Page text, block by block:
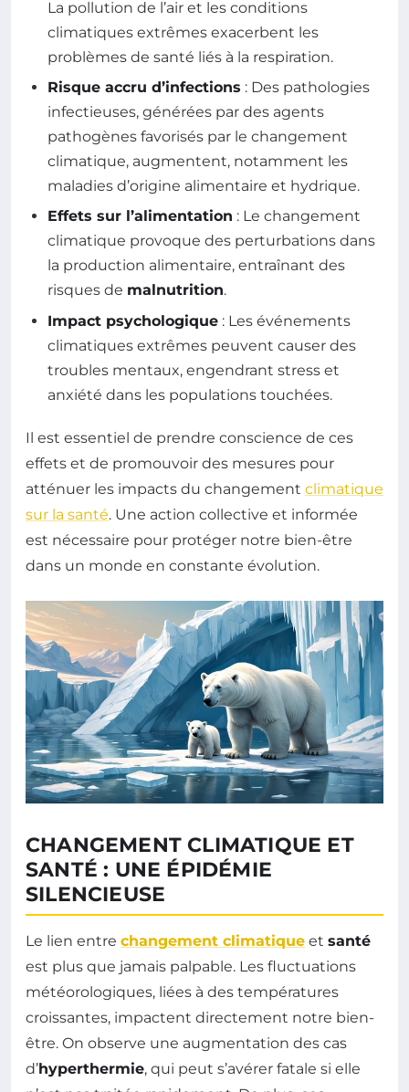
La pollution de l’air et les conditions
climatiques extrêmes exacerbent les
problèmes de santé liés à la respiration.
Risque accru d’infections : Des pathologies
infectieuses, générées par des agents
pathogènes favorisés par le changement
climatique, augmentent, notamment les
maladies d’origine alimentaire et hydrique.
Effets sur l’alimentation : Le changement
climatique provoque des perturbations dans
la production alimentaire, entraînant des
risques de malnutrition.
Impact psychologique : Les événements
climatiques extrêmes peuvent causer des
troubles mentaux, engendrant stress et
anxiété dans les populations touchées.
Il est essentiel de prendre conscience de ces
effets et de promouvoir des mesures pour
atténuer les impacts du changement climatique
sur la santé. Une action collective et informée
est nécessaire pour protéger notre bien-être
dans un monde en constante évolution.
CHANGEMENT CLIMATIQUE ET
SANTÉ : UNE ÉPIDÉMIE
SILENCIEUSE
Le lien entre changement climatique et santé
est plus que jamais palpable. Les fluctuations
météorologiques, liées à des températures
croissantes, impactent directement notre bien-
être. On observe une augmentation des cas
d’hyperthermie, qui peut s’avérer fatale si elle